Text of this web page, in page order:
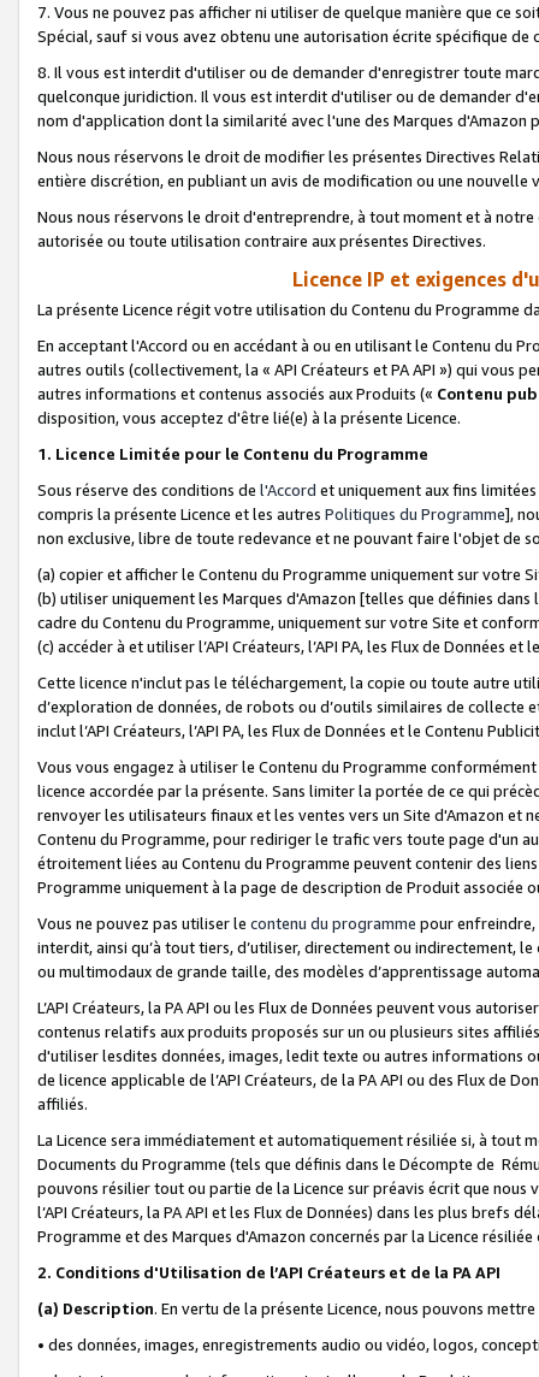
7. Vous ne pouvez pas afficher ni utiliser de quelque manière que ce
Spécial, sauf si vous avez obtenu une autorisation écrite spécifique de
8. Il vous est interdit d'utiliser ou de demander d'enregistrer toute
quelconque juridiction. Il vous est interdit d'utiliser ou de demander
nom d'application dont la similarité avec l'une des Marques
Nous nous réservons le droit de modifier les présentes Directives
entière discrétion, en publiant un avis de modification ou une nouvelle
Nous nous réservons le droit d'entreprendre, à tout moment et à
autorisée ou toute utilisation contraire aux présentes Directives.
Licence IP et exigences
La présente Licence régit votre utilisation du Contenu du Programme
En acceptant l'Accord ou en accédant à ou en utilisant le Contenu du
autres outils (collectivement, la « API Créateurs et PA API ») qui vous
autres informations et contenus associés aux Produits (« Contenu
disposition, vous acceptez d'être lié(e) à la présente Licence.
1. Licence Limitée pour le Contenu du Programme
Sous réserve des conditions de l'Accord et uniquement aux fins
compris la présente Licence et les autres Politiques du Programme],
non exclusive, libre de toute redevance et ne pouvant faire l'objet de
(a) copier et afficher le Contenu du Programme uniquement sur votre
(b) utiliser uniquement les Marques d'Amazon [telles que définies dans
cadre du Contenu du Programme, uniquement sur votre Site et
(c) accéder à et utiliser l’API Créateurs, l’API PA, les Flux de Données
Cette licence n'inclut pas le téléchargement, la copie ou toute autre
d’exploration de données, de robots ou d’outils similaires de
inclut l’API Créateurs, l’API PA, les Flux de Données et le Contenu
Vous vous engagez à utiliser le Contenu du Programme
licence accordée par la présente. Sans limiter la portée de ce qui
renvoyer les utilisateurs finaux et les ventes vers un Site d'Amazon et
Contenu du Programme, pour rediriger le trafic vers toute page d'un
étroitement liées au Contenu du Programme peuvent contenir des
Programme uniquement à la page de description de Produit associée
Vous ne pouvez pas utiliser le contenu du programme pour
interdit, ainsi qu’à tout tiers, d’utiliser, directement ou indirectement,
ou multimodaux de grande taille, des modèles d’apprentissage
L’API Créateurs, la PA API ou les Flux de Données peuvent vous
contenus relatifs aux produits proposés sur un ou plusieurs sites
d'utiliser lesdites données, images, ledit texte ou autres informations
de licence applicable de l’API Créateurs, de la PA API ou des Flux de
affiliés.
La Licence sera immédiatement et automatiquement résiliée si, à
Documents du Programme (tels que définis dans le Décompte de
pouvons résilier tout ou partie de la Licence sur préavis écrit que
l’API Créateurs, la PA API et les Flux de Données) dans les plus
Programme et des Marques d'Amazon concernés par la Licence
2. Conditions d'Utilisation de l’API Créateurs et de la PA API
(a) Description. En vertu de la présente Licence, nous pouvons
• des données, images, enregistrements audio ou vidéo, logos,